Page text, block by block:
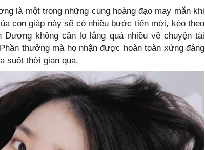
là một trong những cung hoàng đạo may mắn khi
con giáp này sẽ có nhiều bước tiến mới, kéo theo
không cần lo lắng quá nhiều về chuyện tài
thưởng mà họ nhận được hoàn toàn xứng đáng
suốt thời gian qua.